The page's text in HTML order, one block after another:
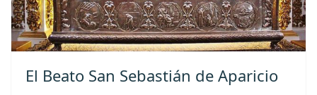
El Beato San Sebastián de Aparicio